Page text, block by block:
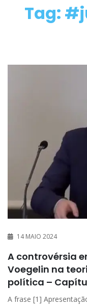
Tag:
14 MAIO 2024
A controvérsia
Voegelin na
política –
A frase [1]